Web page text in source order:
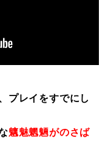
プレイをすでにし
魑魅魍魎がのさば